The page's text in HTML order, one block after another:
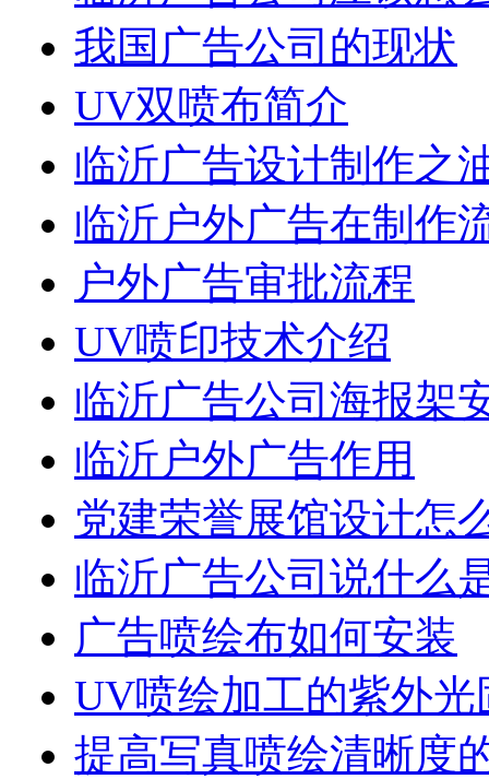
我国广告公司的现状
UV双喷布简介
临沂广告设计制作之
临沂户外广告在制作
户外广告审批流程
UV喷印技术介绍
临沂广告公司海报架
临沂户外广告作用
党建荣誉展馆设计怎
临沂广告公司说什么
广告喷绘布如何安装
UV喷绘加工的紫外光
提高写真喷绘清晰度